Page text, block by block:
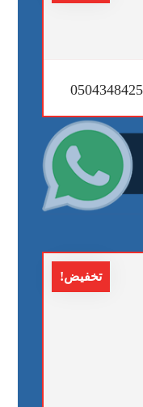
تخفيض!